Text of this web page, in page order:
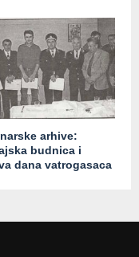
arhive:
budnica i
dana vatrogasaca